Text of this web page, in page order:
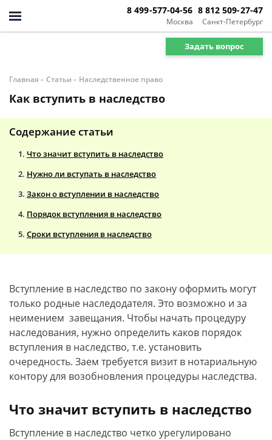
Москва
8 499-577-04-56
Санкт-Петербург
8 812 509-27-47
Задать вопрос
Главная - Статьи - Наследственное право
Как вступить в наследство
Содержание статьи
Что значит вступить в наследство
Нужно ли вступать в наследство
Закон о вступлении в наследство
Порядок вступления в наследство
Сроки вступления в наследство
Вступление в наследство по закону оформить могут
только родные наследодателя. Это возможно и за
неимением завещания. Чтобы начать процедуру
наследования, нужно определить каков порядок
вступления в наследство, т.е. установить
очередность. Заем требуется визит в нотариальную
контору для возобновления процедуры наследства.
Что значит вступить в наследство
Вступление в наследство четко урегулировано